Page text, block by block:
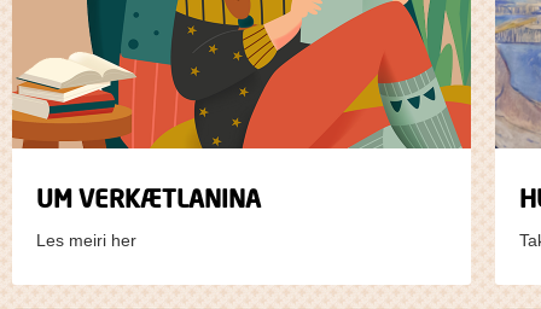
UM VERKÆTLANINA
Les meiri her